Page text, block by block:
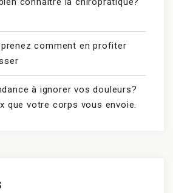
comment en profiter
à ignorer vos douleurs?
que votre corps vous envoie.